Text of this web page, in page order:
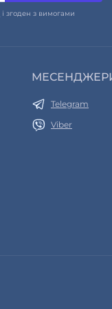
і згоден з вимогами
Telegram
Viber